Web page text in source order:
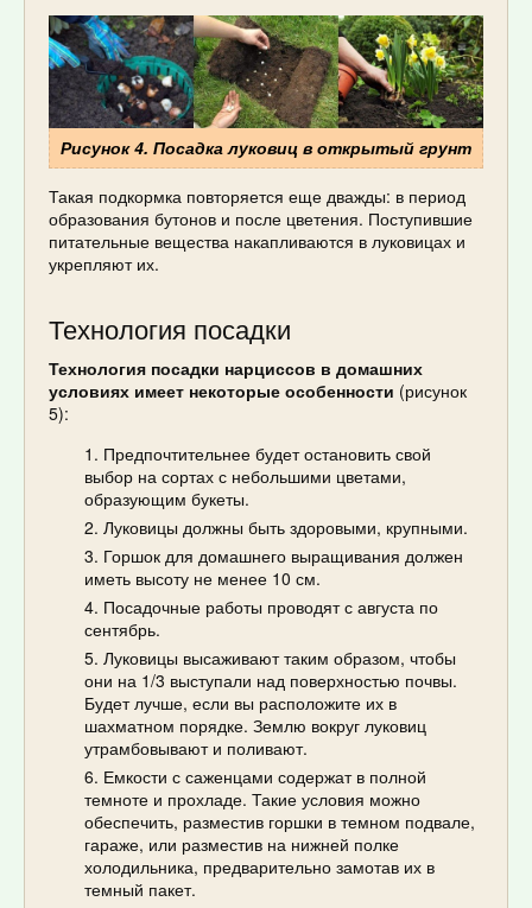
Рисунок 4. Посадка луковиц в открытый грунт
Такая подкормка повторяется еще дважды: в период
образования бутонов и после цветения. Поступившие
питательные вещества накапливаются в луковицах и
укрепляют их.
Технология посадки
Технология посадки нарциссов в домашних
условиях имеет некоторые особенности (рисунок
5):
Предпочтительнее будет остановить свой
выбор на сортах с небольшими цветами,
образующим букеты.
Луковицы должны быть здоровыми, крупными.
Горшок для домашнего выращивания должен
иметь высоту не менее 10 см.
Посадочные работы проводят с августа по
сентябрь.
Луковицы высаживают таким образом, чтобы
они на 1/3 выступали над поверхностью почвы.
Будет лучше, если вы расположите их в
шахматном порядке. Землю вокруг луковиц
утрамбовывают и поливают.
Емкости с саженцами содержат в полной
темноте и прохладе. Такие условия можно
обеспечить, разместив горшки в темном подвале,
гараже, или разместив на нижней полке
холодильника, предварительно замотав их в
темный пакет.